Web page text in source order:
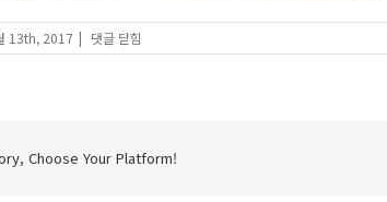
13th, 2017 | 이
용
의
댓글 닫힘
Choose Your Platform!